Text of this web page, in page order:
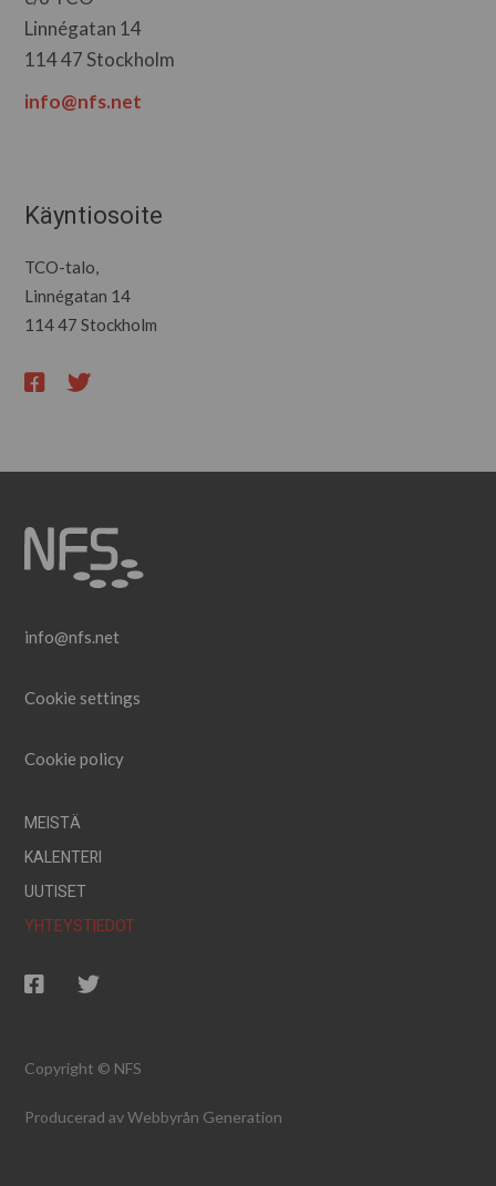
Käyntiosoite
TCO-talo,
Linnégatan 14
114 47 Stockholm
Linnégatan 14
114 47 Stockholm
info@nfs.net
info@nfs.net
Cookie settings
Cookie policy
MEISTÄ
KALENTERI
UUTISET
YHTEYSTIEDOT
Copyright © NFS
Producerad avWebbyrån Generation